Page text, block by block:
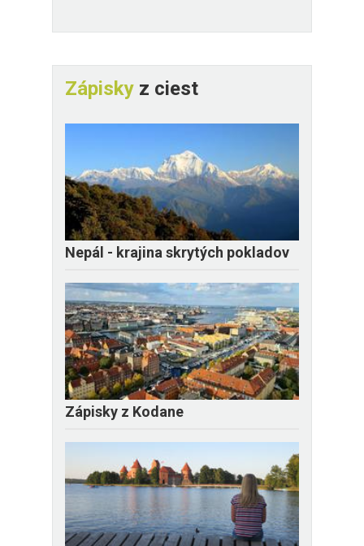
Zápisky z ciest
Nepál - krajina skrytých pokladov
Zápisky z Kodane